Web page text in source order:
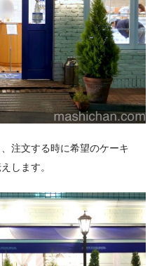
注文する時に希望のケーキ
します。